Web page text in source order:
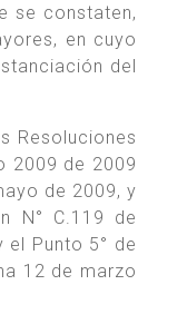
se constaten,
en cuyo
del
Resoluciones
2009 de 2009
de 2009, y
N° C.119 de
Punto 5° de
12 de marzo